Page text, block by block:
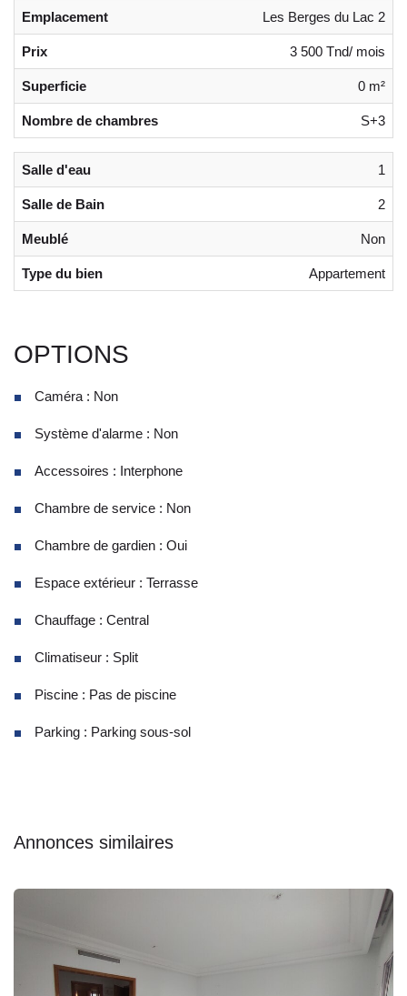
Emplacement Les Berges du Lac 2
Prix 3 500 Tnd/ mois
Superficie 0 m²
Nombre de chambres S+3
Salle d'eau 1
Salle de Bain 2
Meublé Non
Type du bien Appartement
OPTIONS
Caméra : Non
Système d'alarme : Non
Accessoires : Interphone
Chambre de service : Non
Chambre de gardien : Oui
Espace extérieur : Terrasse
Chauffage : Central
Climatiseur : Split
Piscine : Pas de piscine
Parking : Parking sous-sol
Annonces similaires